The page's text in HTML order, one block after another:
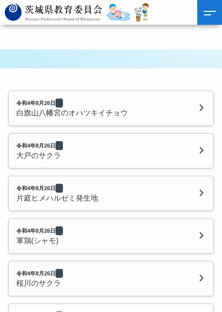
令和4年8月26日
白旗山八幡宮のオハツキイチョウ
令和4年8月26日
大戸のサクラ
令和4年8月26日
片庭ヒメハルゼミ発生地
令和4年8月26日
軍鶏(シャモ)
令和4年8月26日
桜川のサクラ